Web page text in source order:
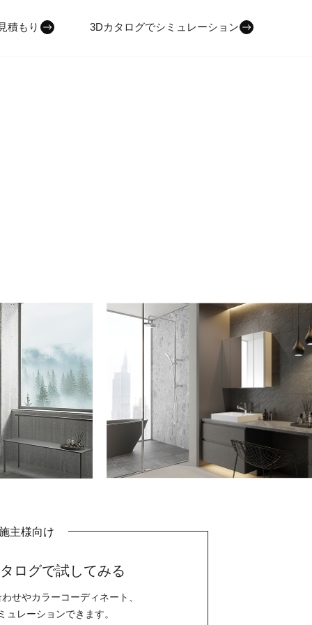
積もり 3Dカタログでシミュレーション
ログで試してみる
主様向け
せやカラーコーディネート、
ュレーションできます。